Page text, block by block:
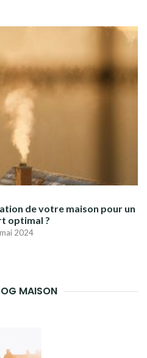
de votre maison pour un
optimal ?
2024
MAISON